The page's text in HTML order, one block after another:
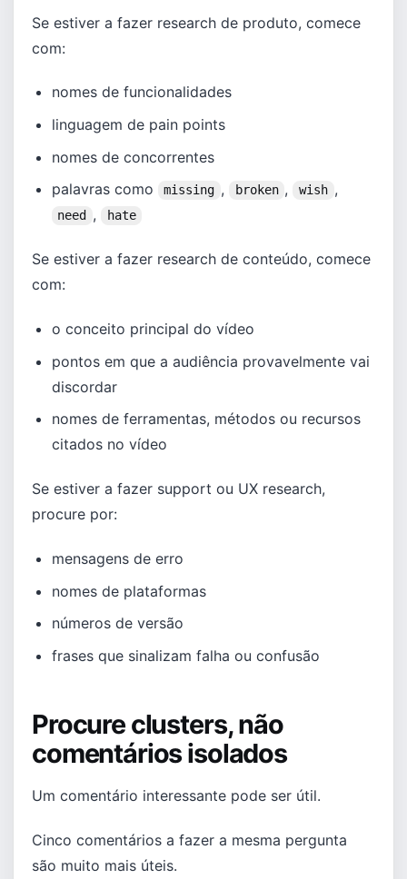
Se estiver a fazer research de produto, comece
com:
nomes de funcionalidades
linguagem de pain points
nomes de concorrentes
palavras como
missing , broken , wish ,
need , hate
Se estiver a fazer research de conteúdo, comece
com:
o conceito principal do vídeo
pontos em que a audiência provavelmente vai
discordar
nomes de ferramentas, métodos ou recursos
citados no vídeo
Se estiver a fazer support ou UX research,
procure por:
mensagens de erro
nomes de plataformas
números de versão
frases que sinalizam falha ou confusão
Procure clusters, não
comentários isolados
Um comentário interessante pode ser útil.
Cinco comentários a fazer a mesma pergunta
são muito mais úteis.